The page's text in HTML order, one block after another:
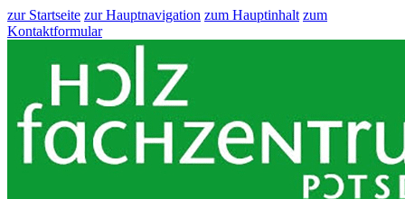
zur Startseite zur Hauptnavigation zum Hauptinhalt zum
Kontaktformular